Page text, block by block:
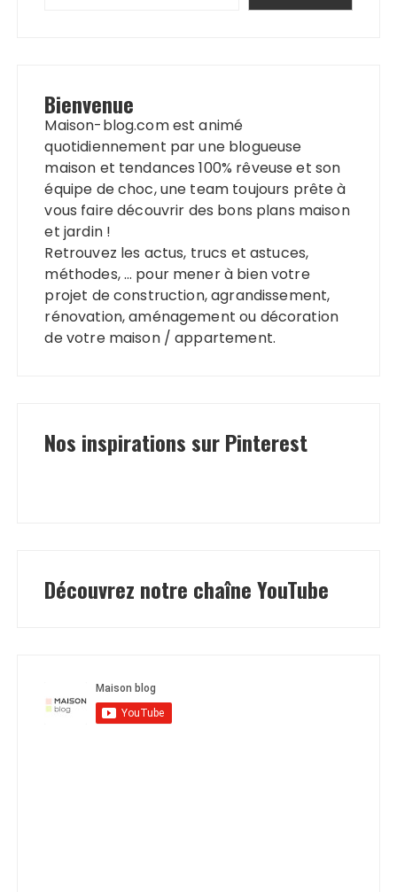
Bienvenue
Maison-blog.com est animé
quotidiennement par une blogueuse
maison et tendances 100% rêveuse et son
équipe de choc, une team toujours prête à
vous faire découvrir des bons plans maison
et jardin !
Retrouvez les actus, trucs et astuces,
méthodes, … pour mener à bien votre
projet de construction, agrandissement,
rénovation, aménagement ou décoration
de votre maison / appartement.
Nos inspirations sur Pinterest
Découvrez notre chaîne YouTube